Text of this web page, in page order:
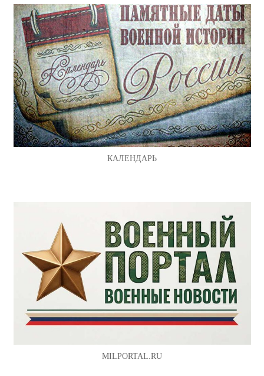
КАЛЕНДАРЬ
MILPORTAL.RU